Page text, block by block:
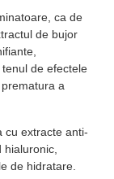
ca de
de bujor
de efectele
a
cu extracte anti-
de hidratare.